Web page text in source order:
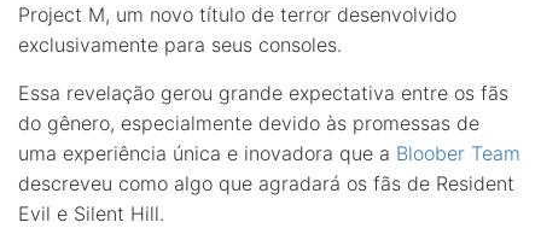
Project M, um novo título de terror desenvolvido
exclusivamente para seus consoles.
Essa revelação gerou grande expectativa entre os fãs
do gênero, especialmente devido às promessas de
uma experiência única e inovadora que a Bloober Team
descreveu como algo que agradará os fãs de Resident
Evil e Silent Hill.